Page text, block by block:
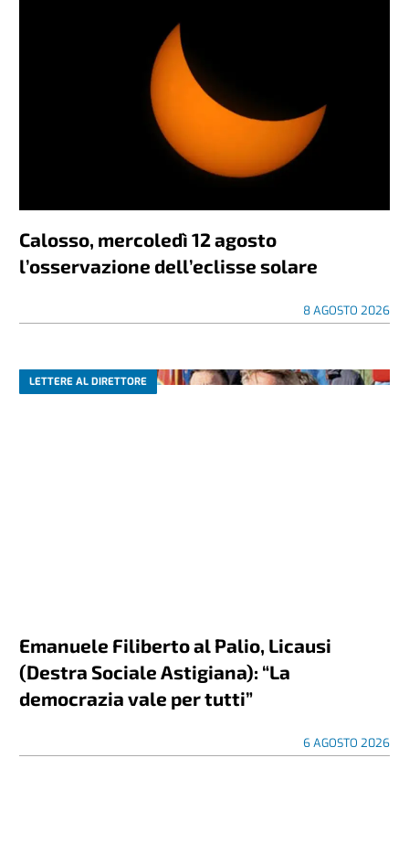
Calosso, mercoledì 12 agosto
l’osservazione dell’eclisse solare
8 AGOSTO 2026
LETTERE AL DIRETTORE
Emanuele Filiberto al Palio, Licausi
(Destra Sociale Astigiana): “La
democrazia vale per tutti”
6 AGOSTO 2026